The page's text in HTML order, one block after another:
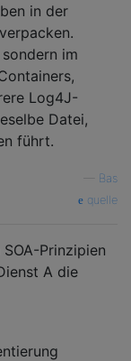
in der
im
Log4J-
Datei,
führt.
Bas
quelle
Prinzipien
A die